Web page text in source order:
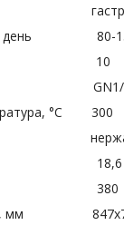
в день 80-
10
GN1/1
°С 300
кВт 18,6
В 380
мм